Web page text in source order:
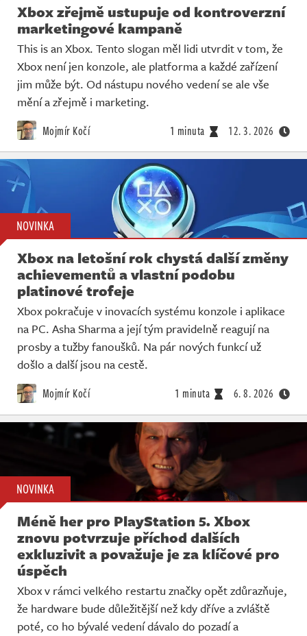
Xbox zřejmě ustupuje od kontroverzní
marketingové kampaně
This is an Xbox. Tento slogan měl lidi utvrdit v tom, že
Xbox není jen konzole, ale platforma a každé zařízení
jim může být. Od nástupu nového vedení se ale vše
mění a zřejmě i marketing.
Mojmír Kočí 1 minuta 12. 3. 2026
NOVINKA
Xbox na letošní rok chystá další změny
achievementů a vlastní podobu
platinové trofeje
Xbox pokračuje v inovacích systému konzole i aplikace
na PC. Asha Sharma a její tým pravidelně reagují na
prosby a tužby fanoušků. Na pár nových funkcí už
došlo a další jsou na cestě.
Mojmír Kočí 1 minuta 6. 8. 2026
NOVINKA
Méně her pro PlayStation 5. Xbox
znovu potvrzuje příchod dalších
exkluzivit a považuje je za klíčové pro
úspěch
Xbox v rámci velkého restartu značky opět zdůrazňuje,
že hardware bude důležitější než kdy dříve a zvláště
poté, co ho bývalé vedení dávalo do pozadí a